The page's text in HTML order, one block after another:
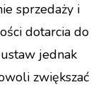
sprzedaży i
dotarcia do
jednak
zwiększać